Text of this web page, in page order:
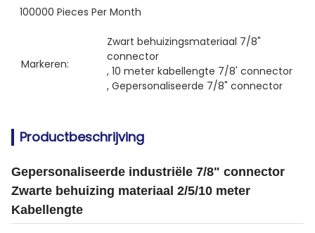
100000 Pieces Per Month
Markeren:
Zwart behuizingsmateriaal 7/8"
connector
, 10 meter kabellengte 7/8' connector
, Gepersonaliseerde 7/8" connector
Productbeschrijving
Gepersonaliseerde industriële 7/8" connector
Zwarte behuizing materiaal 2/5/10 meter
Kabellengte